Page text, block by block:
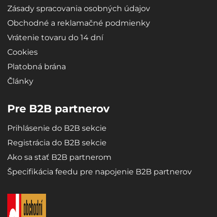
Vaňa je vyrobená úplne presne podľa tvaru dna batožinového
priestoru konkrétneho typu vozidla.
vzhľad v danom type vozidla.
Materiály
ohýbaní (napr. Pri skladovaní), že sa vaňa roztiahne opäť do
pôvodného tvaru.
Zásady spracovania osobných údajov
Obchodné a reklamačné podmienky
Vrátenie tovaru do 14 dní
Cookies
Platobná brána
Články
Pre B2B partnerov
Prihlásenie do B2B sekcie
Registrácia do B2B sekcie
Ako sa stať B2B partnerom
Špecifikácia feedu pre napojenie B2B partnerov